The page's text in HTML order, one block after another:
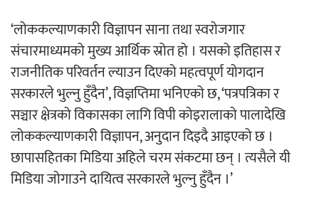
सार्वजनिक
‘लोककल्याणकारी विज्ञापन साना तथा स्वरोजगार
संचारमाध्यमको मुख्य आर्थिक स्रोत हो । यसको इतिहास र
राजनीतिक परिवर्तन ल्याउन दिएको महत्वपूर्ण योगदान
सरकारले भुल्नु हुँदैन’, विज्ञप्तिमा भनिएको छ, ‘पत्रपत्रिका र
सञ्चार क्षेत्रको विकासका लागि विपी कोइरालाको पालादेखि
लोककल्याणकारी विज्ञापन, अनुदान दिइदै आइएको छ ।
छापासहितका मिडिया अहिले चरम संकटमा छन् । त्यसैले यी
मिडिया जोगाउने दायित्व सरकारले भुल्नु हुँदैन ।’